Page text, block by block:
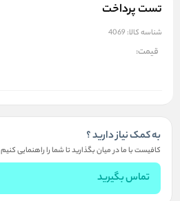
تست پرداخت
شناسه کالا: 4069
قیمت:
به کمک نیاز دارید ؟
کافیست با ما در میان بگذارید تا شما را راهنمایی کنیم
تماس بگیرید